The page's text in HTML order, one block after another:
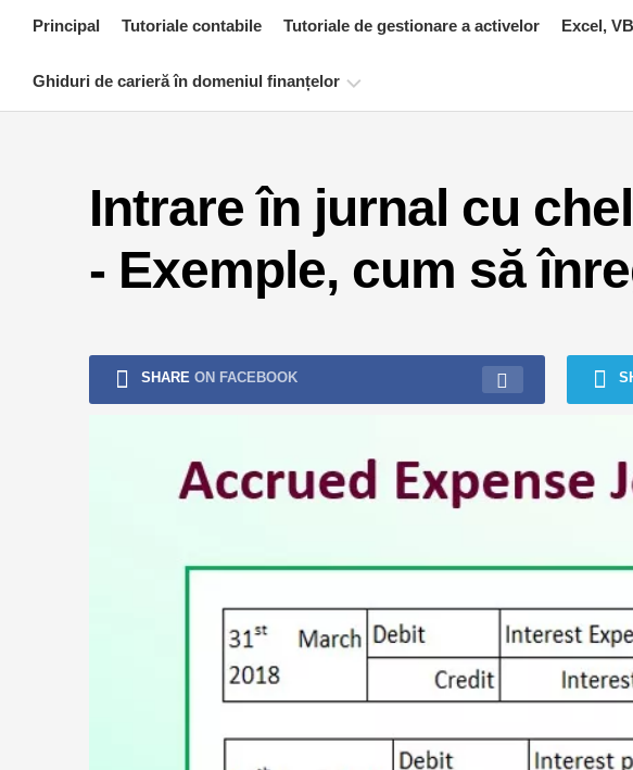
Principal Tutoriale contabile Tutoriale de gestionare a activelor Excel,
Ghiduri de carieră în domeniul finanțelor
certificare
Formular
Intrare în jurnal cu
- Exemple, cum să
SHARE ON FACEBOOK